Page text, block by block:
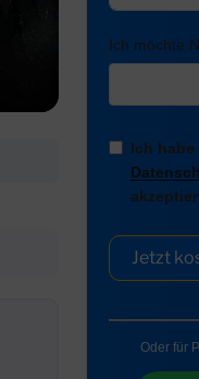
Ich möchte
Ich habe
Jetzt
Oder für